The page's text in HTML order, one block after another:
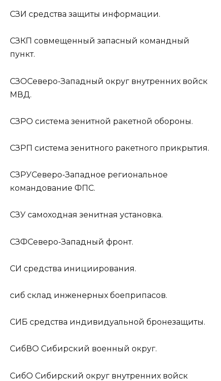
СЗИ средства защиты информации.
СЗКП совмещенный запасный командный
пункт.
СЗОСеверо-Западный округ внутренних войск
МВД.
СЗРО система зенитной ракетной обороны.
СЗРП система зенитного ракетного прикрытия.
СЗРУСеверо-Западное региональное
командование ФПС.
СЗУ самоходная зенитная установка.
СЗФСеверо-Западный фронт.
СИ средства инициирования.
сиб склад инженерных боеприпасов.
СИБ средства индивидуальной бронезащиты.
СибВО Сибирский военный округ.
СибО Сибирский округ внутренних войск